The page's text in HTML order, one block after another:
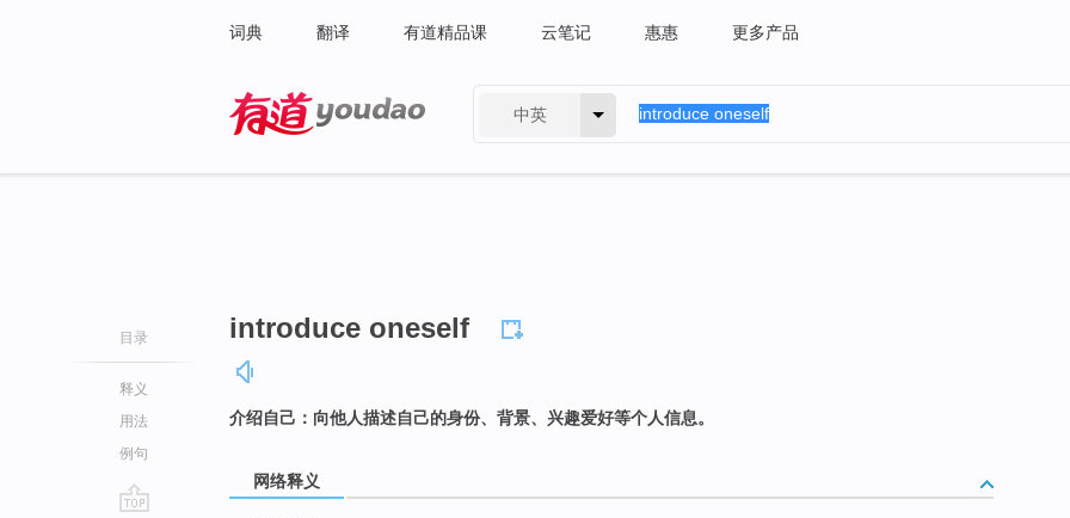
词典 翻译 有道精品课 云笔记 惠惠 更多产品
中英
目录
释义
用法
例句
introduce oneself
介绍自己：向他人描述自己的身份、背景、兴趣爱好等个人信息。
网络释义